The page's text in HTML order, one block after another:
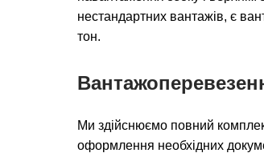
нестандартних вантажів, є
тон.
Ми здійснюємо повний
оформлення необхідних